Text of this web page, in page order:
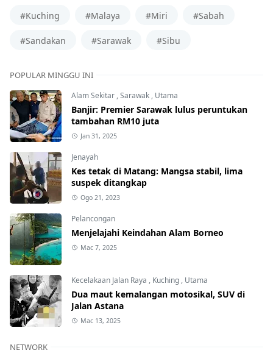
#Kuching #Malaya #Miri #Sabah
#Sandakan #Sarawak #Sibu
POPULAR MINGGU INI
Alam Sekitar ,Sarawak , Utama
Banjir: Premier Sarawak lulus peruntukan
tambahan RM10 juta
Jan 31, 2025
Jenayah
Kes tetak di Matang: Mangsa stabil, lima
suspek ditangkap
Ogo 21, 2023
Pelancongan
Menjelajahi Keindahan Alam Borneo
Mac 7, 2025
Kecelakaan Jalan Raya , Kuching , Utama
Dua maut kemalangan motosikal, SUV di
Jalan Astana
Mac 13, 2025
NETWORK